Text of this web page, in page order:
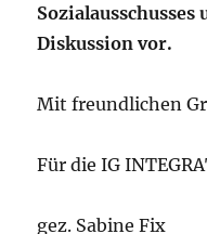
Diskussion vor.
Mit freundlichen
Für die IG
gez. Sabine Fix